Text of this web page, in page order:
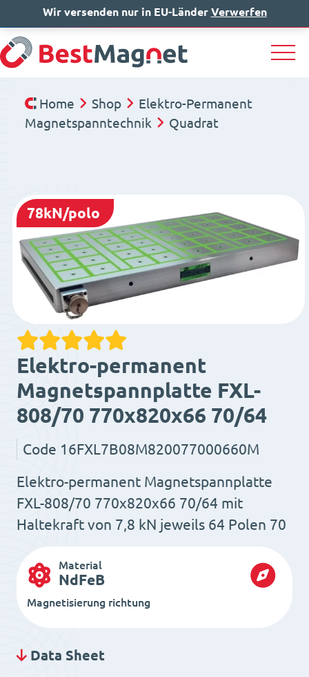
IT EN DE
Home Shop
Elektro-Permanent
Magnetspanntechnik
Quadrat
78kN/polo
Elektro-permanent
Magnetspannplatte FXL-
808/70 770x820x66 70/64
Code 16FXL7B08M820077000660M
Elektro-permanent Magnetspannplatte
FXL-808/70 770x820x66 70/64 mit
Haltekraft von 7,8 kN jeweils 64 Polen 70
Material
NdFeB
Magnetisierung richtung
Data Sheet
Wir versenden nur in EU-Länder Verwerfen